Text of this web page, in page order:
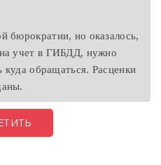
бюрократии, но оказалось,
учет в ГИБДД, нужно
куда обращаться. Расценки